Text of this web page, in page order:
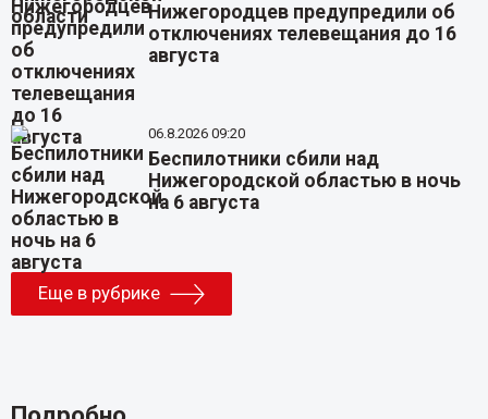
Нижегородцев предупредили об
отключениях телевещания до 16
августа
06.8.2026 09:20
Беспилотники сбили над
Нижегородской областью в ночь
на 6 августа
Еще в рубрике